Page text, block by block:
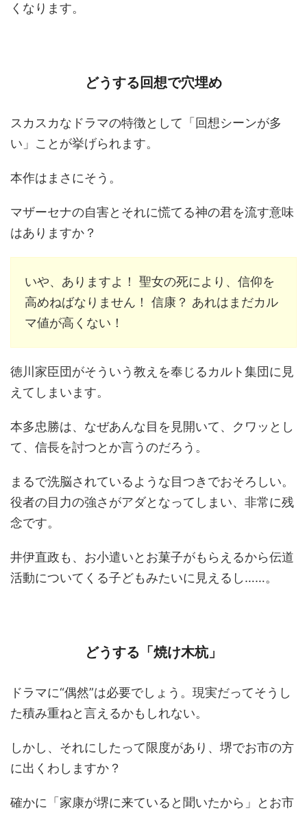
くなります。
どうする回想で穴埋め
スカスカなドラマの特徴として「回想シーンが多
い」ことが挙げられます。
本作はまさにそう。
マザーセナの自害とそれに慌てる神の君を流す意味
はありますか？
いや、ありますよ！ 聖女の死により、信仰を
高めねばなりません！ 信康？ あれはまだカル
マ値が高くない！
徳川家臣団がそういう教えを奉じるカルト集団に見
えてしまいます。
本多忠勝は、なぜあんな目を見開いて、クワッとし
て、信長を討つとか言うのだろう。
まるで洗脳されているような目つきでおそろしい。
役者の目力の強さがアダとなってしまい、非常に残
念です。
井伊直政も、お小遣いとお菓子がもらえるから伝道
活動についてくる子どもみたいに見えるし……。
どうする「焼け木杭」
ドラマに“偶然”は必要でしょう。現実だってそうし
た積み重ねと言えるかもしれない。
しかし、それにしたって限度があり、堺でお市の方
に出くわしますか？
確かに「家康が堺に来ていると聞いたから」とお市